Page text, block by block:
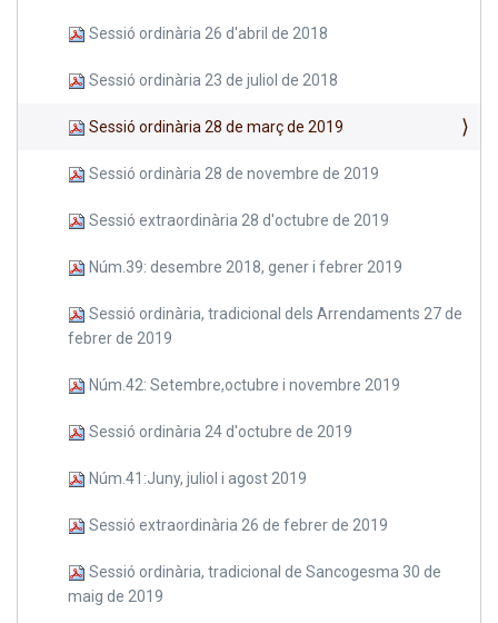
Sessió ordinària 26 d'abril de 2018
Sessió ordinària 23 de juliol de 2018
Sessió ordinària 28 de març de 2019
Sessió ordinària 28 de novembre de 2019
Sessió extraordinària 28 d'octubre de 2019
Núm.39: desembre 2018, gener i febrer 2019
Sessió ordinària, tradicional dels Arrendaments 27 de
febrer de 2019
Núm.42: Setembre,octubre i novembre 2019
Sessió ordinària 24 d'octubre de 2019
Núm.41:Juny, juliol i agost 2019
Sessió extraordinària 26 de febrer de 2019
Sessió ordinària, tradicional de Sancogesma 30 de
maig de 2019